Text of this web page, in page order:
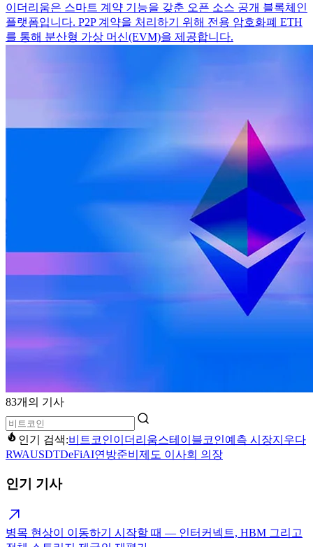
이더리움은 스마트 계약 기능을 갖춘 오픈 소스 공개 블록체인
플랫폼입니다. P2P 계약을 처리하기 위해 전용 암호화폐 ETH
를 통해 분산형 가상 머신(EVM)을 제공합니다.
83개의 기사
인기 검색:비트코인이더리움스테이블코인예측 시장지우다
RWAUSDTDeFiAI연방준비제도 이사회 의장
인기 기사
병목 현상이 이동하기 시작할 때 — 인터커넥트, HBM 그리고